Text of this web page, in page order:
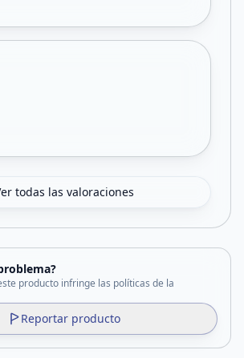
todas las valoraciones
producto infringe las políticas de la
Reportar producto